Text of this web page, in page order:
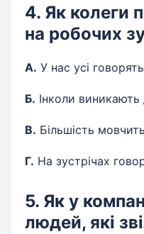
4. Як колеги
на робочих
А. У нас усі
Б. Інколи виникають
В. Більшість мовчить
Г. На зустрічах
5. Як у
людей, які